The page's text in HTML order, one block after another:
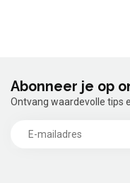
Abonneer je op
Ontvang waardevolle tips